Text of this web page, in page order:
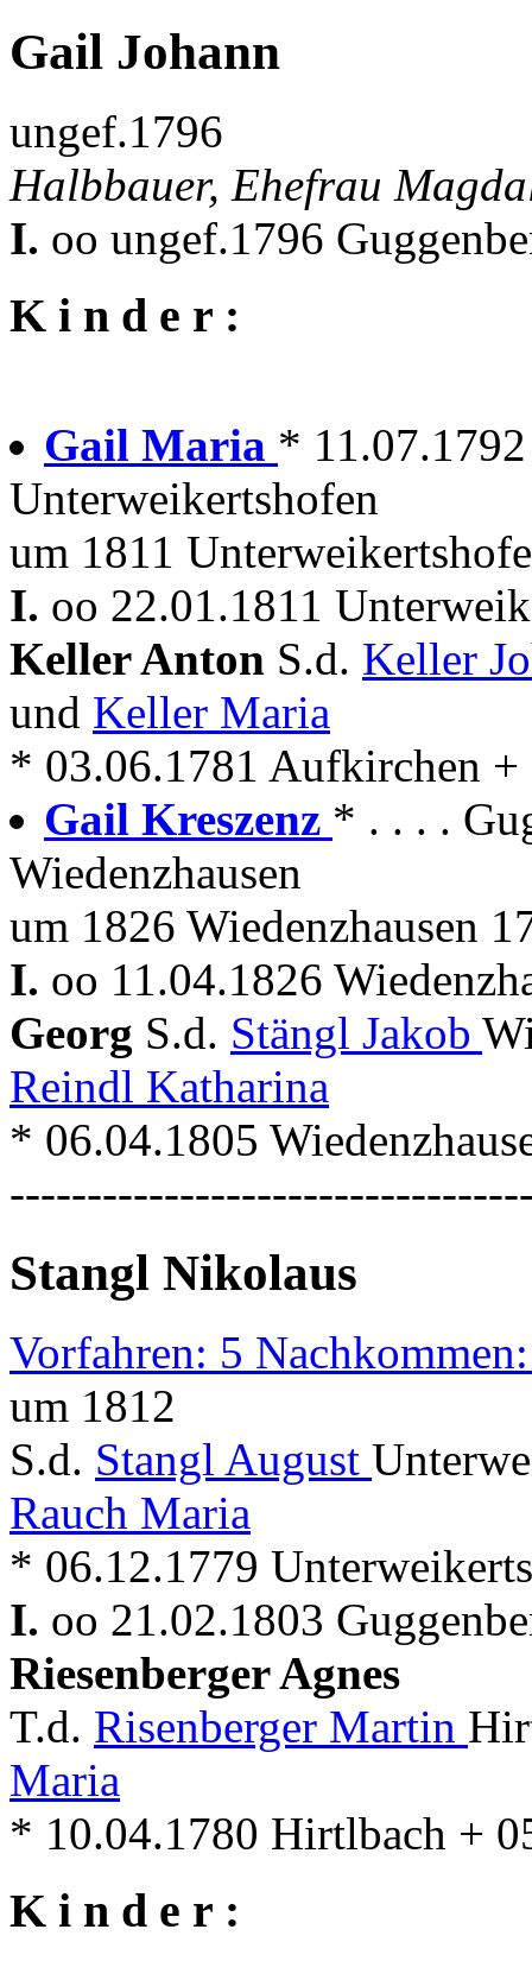
Gail Johann
ungef.1796
Halbbauer, Ehefrau
I. oo ungef.1796
K i n d e r :
Gail Maria *
Unterweikertshofen
um 1811
I. oo 22.01.1811
Keller Anton S.d. Keller
und Keller Maria
* 03.06.1781 Aufkirchen
Gail Kreszenz * . . . .
Wiedenzhausen
um 1826 Wiedenzhausen
I. oo 11.04.1826
Georg S.d. Stängl Jakob
Reindl Katharina
* 06.04.1805
Stangl Nikolaus
Vorfahren: 5
um 1812
S.d. Stangl August
Rauch Maria
* 06.12.1779
I. oo 21.02.1803
Riesenberger Agnes
T.d. Risenberger Martin
Maria
* 10.04.1780 Hirtlbach +
K i n d e r :